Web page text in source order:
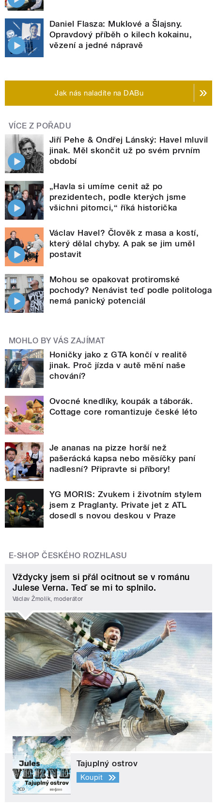
Daniel Flasza: Muklové a Šlajsny.
Opravdový příběh o kilech kokainu,
vězení a jedné nápravě
Jak nás naladíte na DABu
VÍCE Z POŘADU
Jiří Pehe & Ondřej Lánský: Havel mluvil
jinak. Měl skončit už po svém prvním
období
„Havla si umíme cenit až po
prezidentech, podle kterých jsme
všichni pitomci,“ říká historička
Václav Havel? Člověk z masa a kostí,
který dělal chyby. A pak se jim uměl
postavit
Mohou se opakovat protiromské
pochody? Nenávist teď podle politologa
nemá panický potenciál
MOHLO BY VÁS ZAJÍMAT
Honičky jako z GTA končí v realitě
jinak. Proč jízda v autě mění naše
chování?
Ovocné knedlíky, koupák a táborák.
Cottage core romantizuje české léto
Je ananas na pizze horší než
pašerácká kapsa nebo měsíčky paní
nadlesní? Připravte si příbory!
YG MORIS: Zvukem i životním stylem
jsem z Praglanty. Private jet z ATL
dosedl s novou deskou v Praze
E-SHOP ČESKÉHO ROZHLASU
Vždycky jsem si přál ocitnout se v románu
Julese Verna. Teď se mi to splnilo.
Václav Žmolík, moderátor
Tajuplný ostrov
Koupit